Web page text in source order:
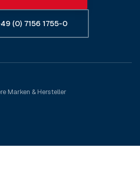
(0) 7156 1755-0
Marken & Hersteller